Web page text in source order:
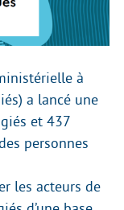
à
a lancé une
et 437
personnes
les acteurs de